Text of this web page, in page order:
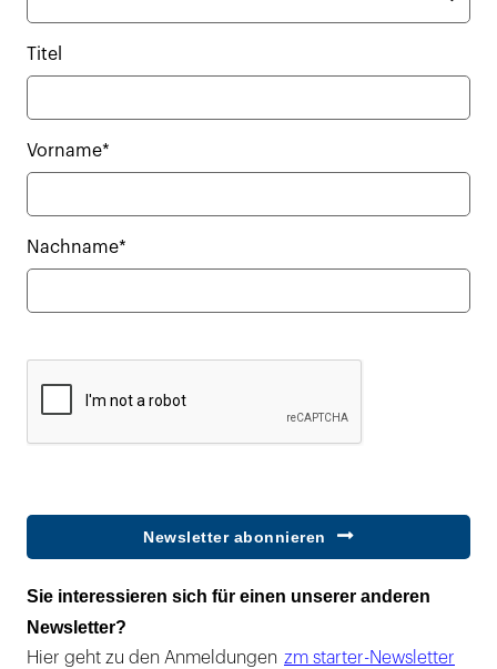
Titel
Vorname*
Nachname*
Newsletter abonnieren
Sie interessieren sich für einen unserer anderen
Newsletter?
Hier geht zu den Anmeldungen zm starter-Newsletter